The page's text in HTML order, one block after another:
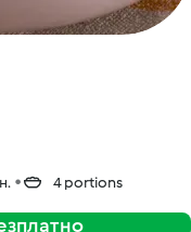
4 portions